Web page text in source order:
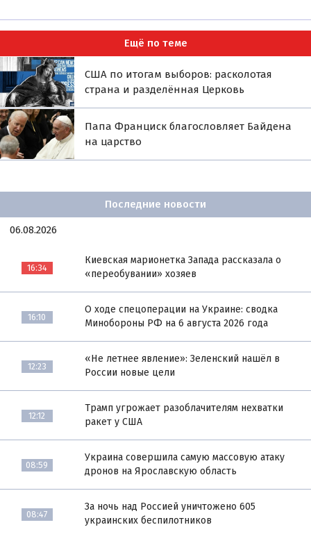
Ещё по теме
США по итогам выборов: расколотая
страна и разделённая Церковь
Папа Франциск благословляет Байдена
на царство
Последние новости
06.08.2026
16:34
Киевская марионетка Запада рассказала о
«переобувании» хозяев
16:10
О ходе спецоперации на Украине: сводка
Минобороны РФ на 6 августа 2026 года
12:23
«Не летнее явление»: Зеленский нашёл в
России новые цели
12:12
Трамп угрожает разоблачителям нехватки
ракет у США
08:59
Украина совершила самую массовую атаку
дронов на Ярославскую область
08:47
За ночь над Россией уничтожено 605
украинских беспилотников